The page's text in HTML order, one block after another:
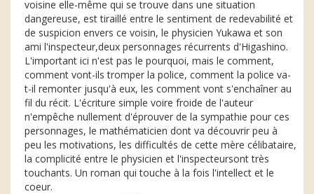
voisine elle-même qui se trouve dans une situation
dangereuse, est tiraillé entre le sentiment de redevabilité et
de suspicion envers ce voisin, le physicien Yukawa et son
ami l'inspecteur,deux personnages récurrents d'Higashino.
L'important ici n'est pas le pourquoi, mais le comment,
comment vont-ils tromper la police, comment la police va-
t-il remonter jusqu'à eux, les comment vont s'enchaîner au
fil du récit. L'écriture simple voire froide de l'auteur
n'empêche nullement d'éprouver de la sympathie pour ces
personnages, le mathématicien dont va découvrir peu à
peu les motivations, les difficultés de cette mère célibataire,
la complicité entre le physicien et l'inspecteursont très
touchants. Un roman qui touche à la fois l'intellect et le
coeur.